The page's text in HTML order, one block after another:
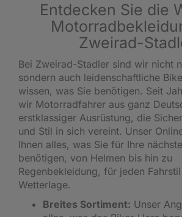
Entdecken Sie die
Zweirad-
Bei Zweirad-Stadler sind wir nicht
sondern auch leidenschaftliche
wissen, was Sie benötigen. Seit
wir Motorradfahrer aus ganz
erstklassiger Ausrüstung, die
und Stil in sich vereint. Unser
Ihnen alles, was Sie für Ihre
benötigen, von Helmen bis hin zu
Regenbekleidung, für jeden
Wetterlage.
Breites Sortiment: Unser